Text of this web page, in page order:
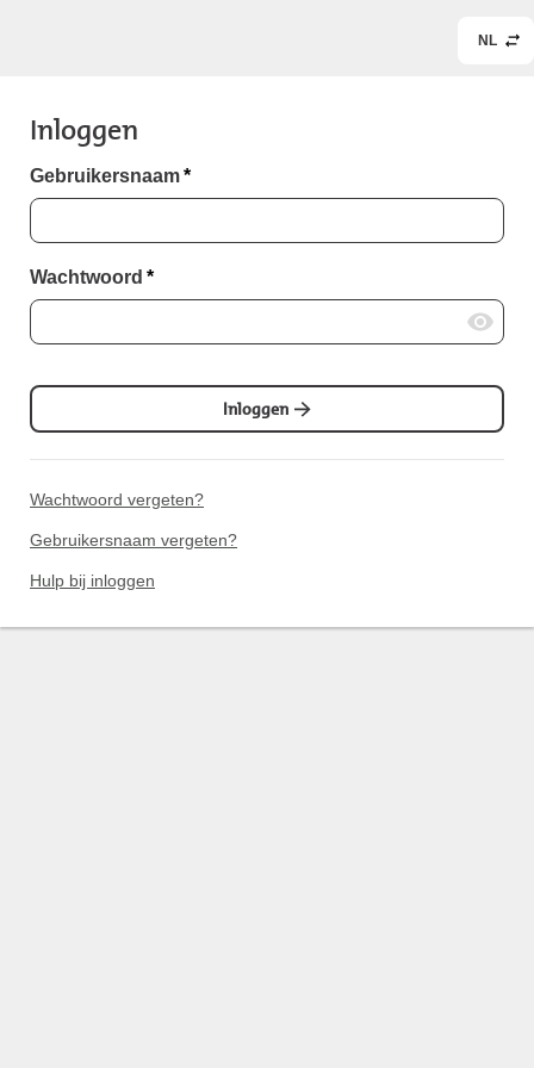
NL
Inloggen
Gebruikersnaam*
Wachtwoord *
Inloggen
Wachtwoord vergeten?
Gebruikersnaam vergeten?
Hulp bij inloggen